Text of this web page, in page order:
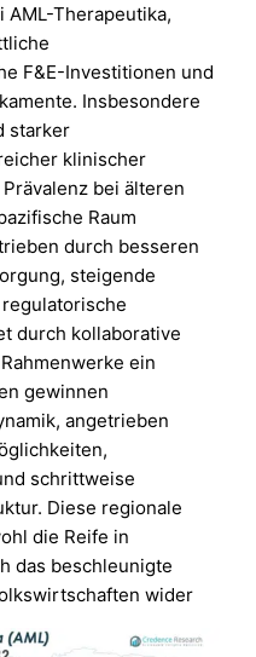
Therapeutika,
F&E-Investitionen und
Insbesondere
starker
klinischer
bei älteren
Raum
durch besseren
steigende
durch kollaborative
ein
gewinnen
angetrieben
schrittweise
Diese regionale
die Reife in
das beschleunigte
wider